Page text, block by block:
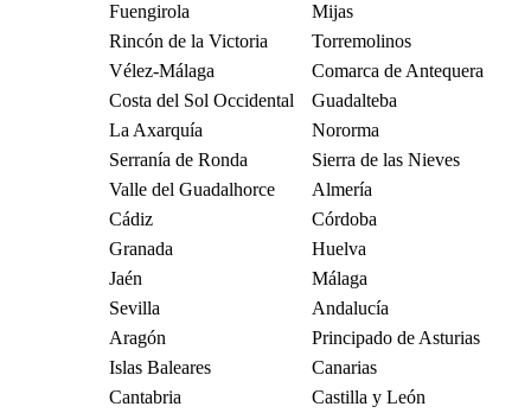
Fuengirola
Mijas
Rincón de la Victoria
Torremolinos
Vélez-Málaga
Comarca de Antequera
Costa del Sol Occidental
Guadalteba
La Axarquía
Nororma
Serranía de Ronda
Sierra de las Nieves
Valle del Guadalhorce
Almería
Cádiz
Córdoba
Granada
Huelva
Jaén
Málaga
Sevilla
Andalucía
Aragón
Principado de Asturias
Islas Baleares
Canarias
Cantabria
Castilla y León